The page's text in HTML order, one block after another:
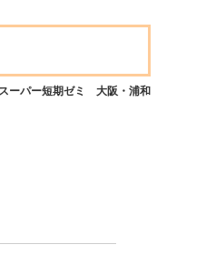
ーパー短期ゼミ 大阪・浦和